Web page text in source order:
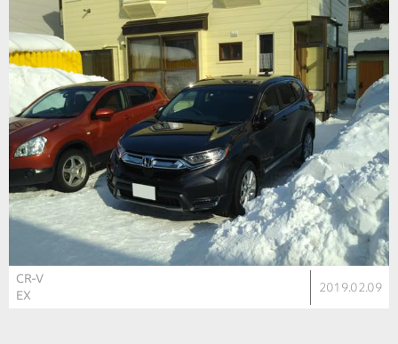
CR-V
EX
2019.02.09